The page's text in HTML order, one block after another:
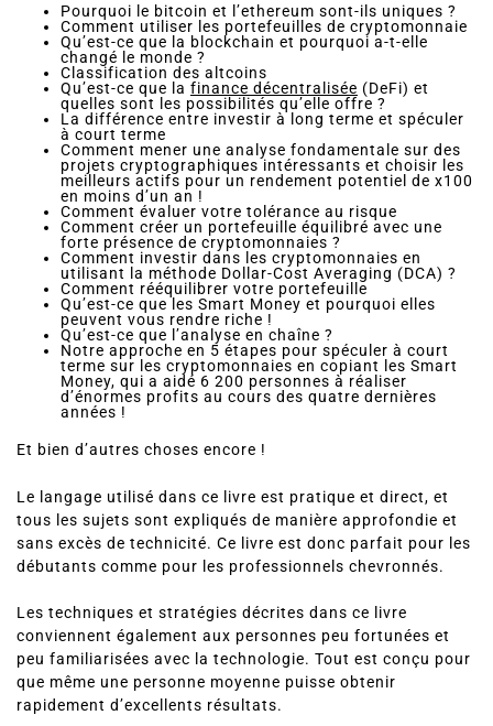
Pourquoi le bitcoin et l’ethereum sont-ils uniques ?
Comment utiliser les portefeuilles de cryptomonnaie
Qu’est-ce que la blockchain et pourquoi a-t-elle
changé le monde ?
Classification des altcoins
Qu’est-ce que la finance décentralisée (DeFi) et
quelles sont les possibilités qu’elle offre ?
La différence entre investir à long terme et spéculer
à court terme
Comment mener une analyse fondamentale sur des
projets cryptographiques intéressants et choisir les
meilleurs actifs pour un rendement potentiel de x100
en moins d’un an !
Comment évaluer votre tolérance au risque
Comment créer un portefeuille équilibré avec une
forte présence de cryptomonnaies ?
Comment investir dans les cryptomonnaies en
utilisant la méthode Dollar-Cost Averaging (DCA) ?
Comment rééquilibrer votre portefeuille
Qu’est-ce que les Smart Money et pourquoi elles
peuvent vous rendre riche !
Qu’est-ce que l’analyse en chaîne ?
Notre approche en 5 étapes pour spéculer à court
terme sur les cryptomonnaies en copiant les Smart
Money, qui a aidé 6 200 personnes à réaliser
d’énormes profits au cours des quatre dernières
années !
Et bien d’autres choses encore !
Le langage utilisé dans ce livre est pratique et direct, et
tous les sujets sont expliqués de manière approfondie et
sans excès de technicité. Ce livre est donc parfait pour les
débutants comme pour les professionnels chevronnés.
Les techniques et stratégies décrites dans ce livre
conviennent également aux personnes peu fortunées et
peu familiarisées avec la technologie. Tout est conçu pour
que même une personne moyenne puisse obtenir
rapidement d’excellents résultats.